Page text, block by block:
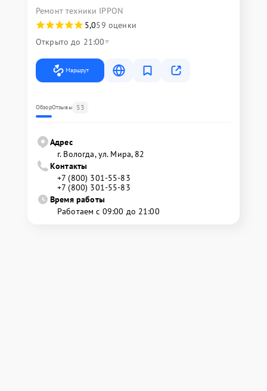
Ремонт техники IPPON
5,059 оценки
Открыто до 21:00
Маршрут
ОбзорОтзывы 53
Адрес
г. Вологда, ул. Мира, 82
Контакты
+7 (800) 301-55-83
+7 (800) 301-55-83
Время работы
Работаем с 09:00 до 21:00